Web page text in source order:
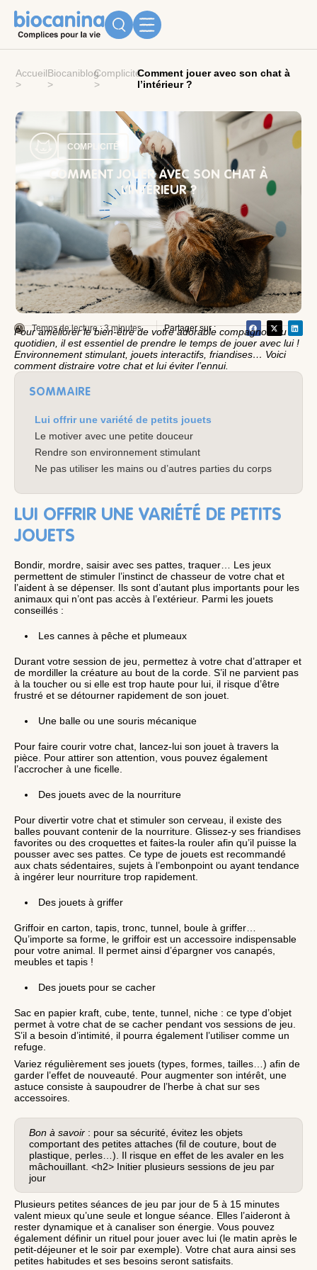
Accueil
>
Biocaniblog
>
Complicité
>
Comment jouer avec son chat à
l’intérieur ?
COMPLICITÉ
COMMENT JOUER AVEC SON CHAT À
L’INTÉRIEUR ?
Temps de lecture : 3 minutes Partager sur :
Pour améliorer le bien-être de votre adorable compagnon au
quotidien, il est essentiel de prendre le temps de jouer avec lui !
Environnement stimulant, jouets interactifs, friandises… Voici
comment distraire votre chat et lui éviter l’ennui.
SOMMAIRE
Lui offrir une variété de petits jouets
Le motiver avec une petite douceur
Rendre son environnement stimulant
Ne pas utiliser les mains ou d’autres parties du corps
LUI OFFRIR UNE VARIÉTÉ DE PETITS
JOUETS
Bondir, mordre, saisir avec ses pattes, traquer… Les jeux
permettent de stimuler l’instinct de chasseur de votre chat et
l’aident à se dépenser. Ils sont d’autant plus importants pour les
animaux qui n’ont pas accès à l’extérieur. Parmi les jouets
conseillés :
Les cannes à pêche et plumeaux
Durant votre session de jeu, permettez à votre chat d’attraper et
de mordiller la créature au bout de la corde. S’il ne parvient pas
à la toucher ou si elle est trop haute pour lui, il risque d’être
frustré et se détourner rapidement de son jouet.
Une balle ou une souris mécanique
Pour faire courir votre chat, lancez-lui son jouet à travers la
pièce. Pour attirer son attention, vous pouvez également
l’accrocher à une ficelle.
Des jouets avec de la nourriture
Pour divertir votre chat et stimuler son cerveau, il existe des
balles pouvant contenir de la nourriture. Glissez-y ses friandises
favorites ou des croquettes et faites-la rouler afin qu’il puisse la
pousser avec ses pattes. Ce type de jouets est recommandé
aux chats sédentaires, sujets à l’embonpoint ou ayant tendance
à ingérer leur nourriture trop rapidement.
Des jouets à griffer
Griffoir en carton, tapis, tronc, tunnel, boule à griffer…
Qu’importe sa forme, le griffoir est un accessoire indispensable
pour votre animal. Il permet ainsi d’épargner vos canapés,
meubles et tapis !
Des jouets pour se cacher
Sac en papier kraft, cube, tente, tunnel, niche : ce type d’objet
permet à votre chat de se cacher pendant vos sessions de jeu.
S’il a besoin d’intimité, il pourra également l’utiliser comme un
refuge.
Variez régulièrement ses jouets (types, formes, tailles…) afin de
garder l’effet de nouveauté. Pour augmenter son intérêt, une
astuce consiste à saupoudrer de l’herbe à chat sur ses
accessoires.
Bon à savoir : pour sa sécurité, évitez les objets
comportant des petites attaches (fil de couture, bout de
plastique, perles…). Il risque en effet de les avaler en les
mâchouillant. <h2> Initier plusieurs sessions de jeu par
jour
Plusieurs petites séances de jeu par jour de 5 à 15 minutes
valent mieux qu’une seule et longue séance. Elles l’aideront à
rester dynamique et à canaliser son énergie. Vous pouvez
également définir un rituel pour jouer avec lui (le matin après le
petit-déjeuner et le soir par exemple). Votre chat aura ainsi ses
petites habitudes et ses besoins seront satisfaits.